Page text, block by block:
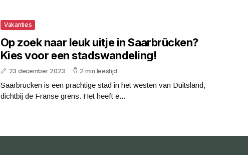
Vakanties
Op zoek naar leuk uitje in Saarbrücken?
Kies voor een stadswandeling!
23 december 2023 2 min leestijd
Saarbrücken is een prachtige stad in het westen van Duitsland,
dichtbij de Franse grens. Het heeft e...